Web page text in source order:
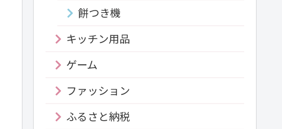
餅つき機
キッチン用品
ゲーム
ファッション
ふるさと納税